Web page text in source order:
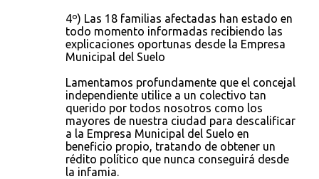
4º) Las 18 familias afectadas han estado en
todo momento informadas recibiendo las
explicaciones oportunas desde la Empresa
Municipal del Suelo
Lamentamos profundamente que el concejal
independiente utilice a un colectivo tan
querido por todos nosotros como los
mayores de nuestra ciudad para descalificar
a la Empresa Municipal del Suelo en
beneficio propio, tratando de obtener un
rédito político que nunca conseguirá desde
la infamia.